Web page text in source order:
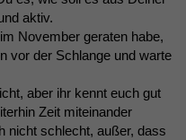
aktiv.
November geraten habe,
vor der Schlange und warte
aber ihr kennt euch gut
Zeit miteinander
nicht schlecht, außer, dass